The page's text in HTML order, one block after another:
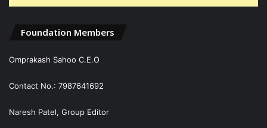
Foundation Members
Omprakash Sahoo C.E.O
Contact No.: 7987641692
Naresh Patel, Group Editor